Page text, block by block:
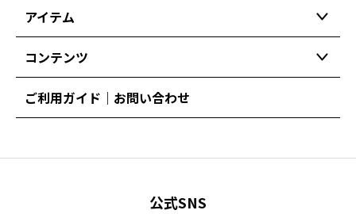
アイテム
コンテンツ
ご利用ガイド｜お問い合わせ
公式SNS